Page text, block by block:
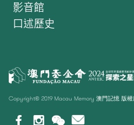
影音館
口述歷史
Copyright© 2019 Macau Memory 澳門記憶 版權